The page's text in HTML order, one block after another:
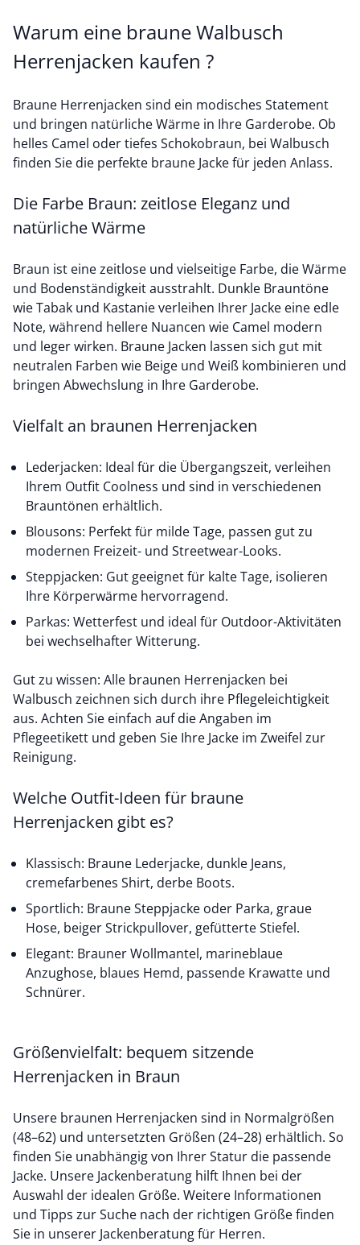
Warum eine braune Walbusch
Herrenjacken kaufen ?
Braune Herrenjacken sind ein modisches Statement
und bringen natürliche Wärme in Ihre Garderobe. Ob
helles Camel oder tiefes Schokobraun, bei Walbusch
finden Sie die perfekte braune Jacke für jeden Anlass.
Die Farbe Braun: zeitlose Eleganz und
natürliche Wärme
Braun ist eine zeitlose und vielseitige Farbe, die Wärme
und Bodenständigkeit ausstrahlt. Dunkle Brauntöne
wie Tabak und Kastanie verleihen Ihrer Jacke eine edle
Note, während hellere Nuancen wie Camel modern
und leger wirken. Braune Jacken lassen sich gut mit
neutralen Farben wie Beige und Weiß kombinieren und
bringen Abwechslung in Ihre Garderobe.
Vielfalt an braunen Herrenjacken
Lederjacken: Ideal für die Übergangszeit, verleihen
Ihrem Outfit Coolness und sind in verschiedenen
Brauntönen erhältlich.
Blousons: Perfekt für milde Tage, passen gut zu
modernen Freizeit- und Streetwear-Looks.
Steppjacken: Gut geeignet für kalte Tage, isolieren
Ihre Körperwärme hervorragend.
Parkas: Wetterfest und ideal für Outdoor-Aktivitäten
bei wechselhafter Witterung.
Gut zu wissen: Alle braunen Herrenjacken bei
Walbusch zeichnen sich durch ihre Pflegeleichtigkeit
aus. Achten Sie einfach auf die Angaben im
Pflegeetikett und geben Sie Ihre Jacke im Zweifel zur
Reinigung.
Welche Outfit-Ideen für braune
Herrenjacken gibt es?
Klassisch: Braune Lederjacke, dunkle Jeans,
cremefarbenes Shirt, derbe Boots.
Sportlich: Braune Steppjacke oder Parka, graue
Hose, beiger Strickpullover, gefütterte Stiefel.
Elegant: Brauner Wollmantel, marineblaue
Anzughose, blaues Hemd, passende Krawatte und
Schnürer.
Größenvielfalt: bequem sitzende
Herrenjacken in Braun
Unsere braunen Herrenjacken sind in Normalgrößen
(48–62) und untersetzten Größen (24–28) erhältlich. So
finden Sie unabhängig von Ihrer Statur die passende
Jacke. Unsere Jackenberatung hilft Ihnen bei der
Auswahl der idealen Größe. Weitere Informationen
und Tipps zur Suche nach der richtigen Größe finden
Sie in unserer Jackenberatung für Herren.